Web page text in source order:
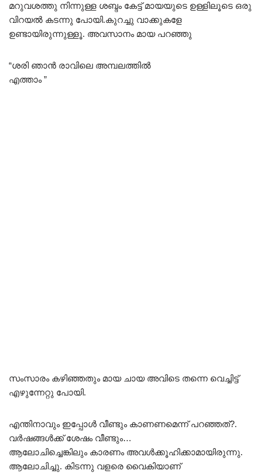
മറുവശത്തു നിന്നുള്ള ശബ്ദം കേട്ട് മായയുടെ ഉള്ളിലൂടെ ഒരു
വിറയൽ കടന്നു പോയി.കുറച്ചു വാക്കുകളേ
ഉണ്ടായിരുന്നുള്ളൂ. അവസാനം മായ പറഞ്ഞു
“ശരി ഞാൻ രാവിലെ അമ്പലത്തിൽ
എത്താം ”
സംസാരം കഴിഞ്ഞതും മായ ചായ അവിടെ തന്നെ വെച്ചിട്ട്
എഴുന്നേറ്റു പോയി.
എന്തിനാവും ഇപ്പോൾ വീണ്ടും കാണണമെന്ന് പറഞ്ഞത്?.
വർഷങ്ങൾക്ക് ശേഷം വീണ്ടും…
ആലോചിച്ചെങ്കിലും കാരണം അവൾക്കൂഹിക്കാമായിരുന്നു.
ആലോചിച്ചു. കിടന്നു വളരെ വൈകിയാണ്